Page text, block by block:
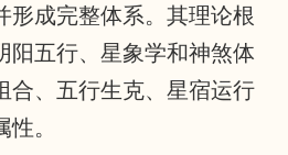
形成完整体系。其理论根
阳五行、星象学和神煞体
合、五行生克、星宿运行
。